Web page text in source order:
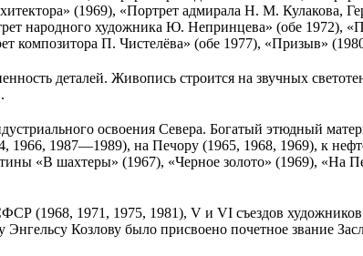
(1969), «Портрет адмирала Н. М. Кулакова,
народного художника Ю. Непринцева» (обе 1972),
П. Чистелёва» (обе 1977), «Призыв»
деталей. Живопись строится на звучных
освоения Севера. Богатый этюдный
1987—1989), на Печору (1965, 1968, 1969), к
«В шахтеры» (1967), «Черное золото» (1969), «На
(1968, 1971, 1975, 1981), V и VI съездов
Энгельсу Козлову было присвоено почетное